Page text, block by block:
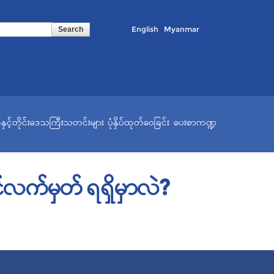
English Myanmar
တိုင်းဒေသကြီးသတင်းများ ပုံနှိပ်ထုတ်ဝေခြင်း ပေးစာကဏ္ဍ
င်လက်မှတ် ရရှိမှာလဲ?